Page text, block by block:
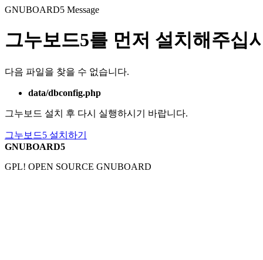
GNUBOARD5 Message
그누보드5를 먼저 설치해주십
다음 파일을 찾을 수 없습니다.
data/dbconfig.php
그누보드 설치 후 다시 실행하시기 바랍니다.
그누보드5 설치하기
GNUBOARD5
GPL! OPEN SOURCE GNUBOARD